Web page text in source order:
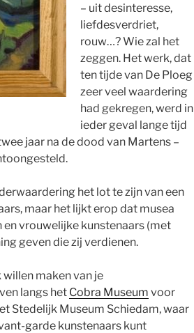
– uit desinteresse,
liefdesverdriet,
rouw…? Wie zal het
zeggen. Het werk, dat
ten tijde van De Ploeg
zeer veel waardering
had gekregen, werd in
ieder geval lange tijd
jaar na de dood van Martens –
het lot te zijn van een
maar het lijkt erop dat musea
vrouwelijke kunstenaars (met
geven die zij verdienen.
maken van je
langs het Cobra Museum voor
Stedelijk Museum Schiedam, waar
garde kunstenaars kunt